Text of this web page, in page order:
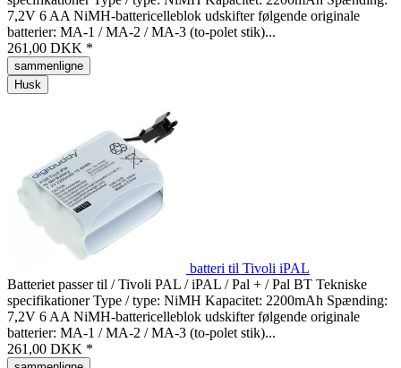
7,2V 6 AA NiMH-battericelleblok udskifter følgende originale
batterier: MA-1 / MA-2 / MA-3 (to-polet stik)...
261,00 DKK *
sammenligne
Husk
batteri til Tivoli iPAL
Batteriet passer til / Tivoli PAL / iPAL / Pal + / Pal BT Tekniske
specifikationer Type / type: NiMH Kapacitet: 2200mAh Spænding:
7,2V 6 AA NiMH-battericelleblok udskifter følgende originale
batterier: MA-1 / MA-2 / MA-3 (to-polet stik)...
261,00 DKK *